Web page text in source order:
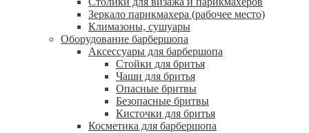
Зеркало парикмахера (рабочее место)
Климазоны, сушуары
Оборудование барбершопа
Аксессуары для барбершопа
Стойки для бритья
Чаши для бритья
Опасные бритвы
Безопасные бритвы
Кисточки для бритья
Косметика для барбершопа